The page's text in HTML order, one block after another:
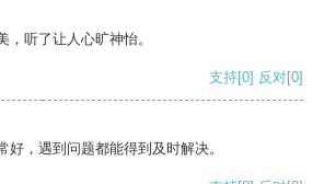
听了让人心旷神怡。
支持[0] 反对[0]
好，遇到问题都能得到及时解决。